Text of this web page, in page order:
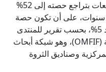
استمرار موقعه المركزي، وسط توقعات بتراجع حصته إلى 52%
من الأصول المقومة بالدولار في 10 سنوات، على أن تكون حصة
اليورو عند 23%، واليوان الصيني عند 5%، بحسب تقرير للمنتدى
الرسمي للمؤسسات النقدية والمالية (OMFIF)، وهو شبكة أبحاث
وصناديق الثروة